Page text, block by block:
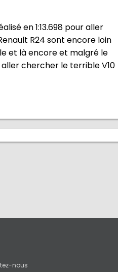
en 1:13.698 pour aller
R24 sont encore loin
et là encore et malgré le
chercher le terrible V10
nous